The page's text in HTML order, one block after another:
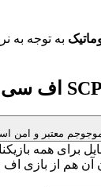
به توجه به